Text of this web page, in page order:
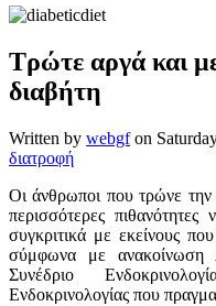
Τρώτε αργά και
διαβήτη
Written by webgfon
διατροφή
Οι άνθρωποι που τρώνε
περισσότερες
συγκριτικά με εκείνους
σύμφωνα με ανακοίνωση
Συνέδριο
Ενδοκρινολογίας που